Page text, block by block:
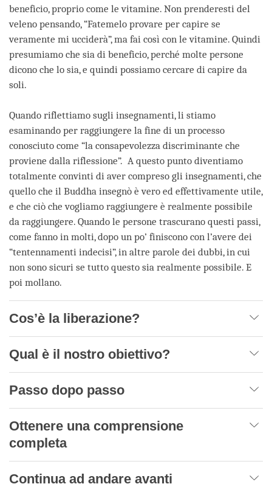
beneficio, proprio come le vitamine. Non prenderesti del
veleno pensando, “Fatemelo provare per capire se
veramente mi ucciderà”, ma fai così con le vitamine. Quindi
presumiamo che sia di beneficio, perché molte persone
dicono che lo sia, e quindi possiamo cercare di capire da
soli.
Quando riflettiamo sugli insegnamenti, li stiamo
esaminando per raggiungere la fine di un processo
conosciuto come “la consapevolezza discriminante che
proviene dalla riflessione”. A questo punto diventiamo
totalmente convinti di aver compreso gli insegnamenti, che
quello che il Buddha insegnò è vero ed effettivamente utile,
e che ciò che vogliamo raggiungere è realmente possibile
da raggiungere. Quando le persone trascurano questi passi,
come fanno in molti, dopo un po’ finiscono con l’avere dei
“tentennamenti indecisi”, in altre parole dei dubbi, in cui
non sono sicuri se tutto questo sia realmente possibile. E
poi mollano.
Cos’è la liberazione?
Qual è il nostro obiettivo?
Passo dopo passo
Ottenere una comprensione
completa
Continua ad andare avanti